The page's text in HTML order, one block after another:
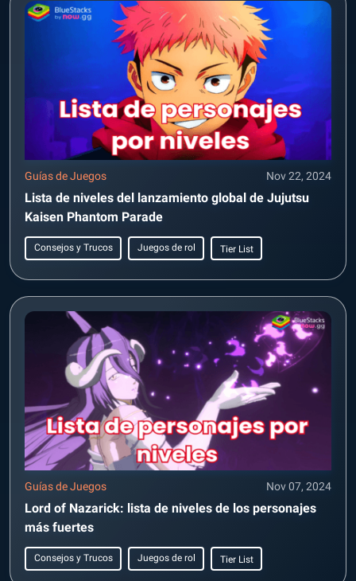
Guías de Juegos Nov 22, 2024
Lista de niveles del lanzamiento global de Jujutsu
Kaisen Phantom Parade
Consejos y Trucos Juegos de rol Tier List
Guías de Juegos Nov 07, 2024
Lord of Nazarick: lista de niveles de los personajes
más fuertes
Consejos y Trucos Juegos de rol Tier List